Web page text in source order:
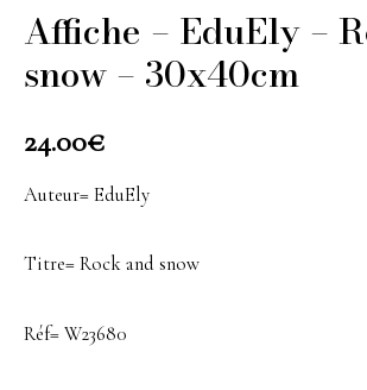
Affiche – EduEly –
snow – 30x40cm
24.00€
Auteur= EduEly
Titre= Rock and snow
Réf= W23680